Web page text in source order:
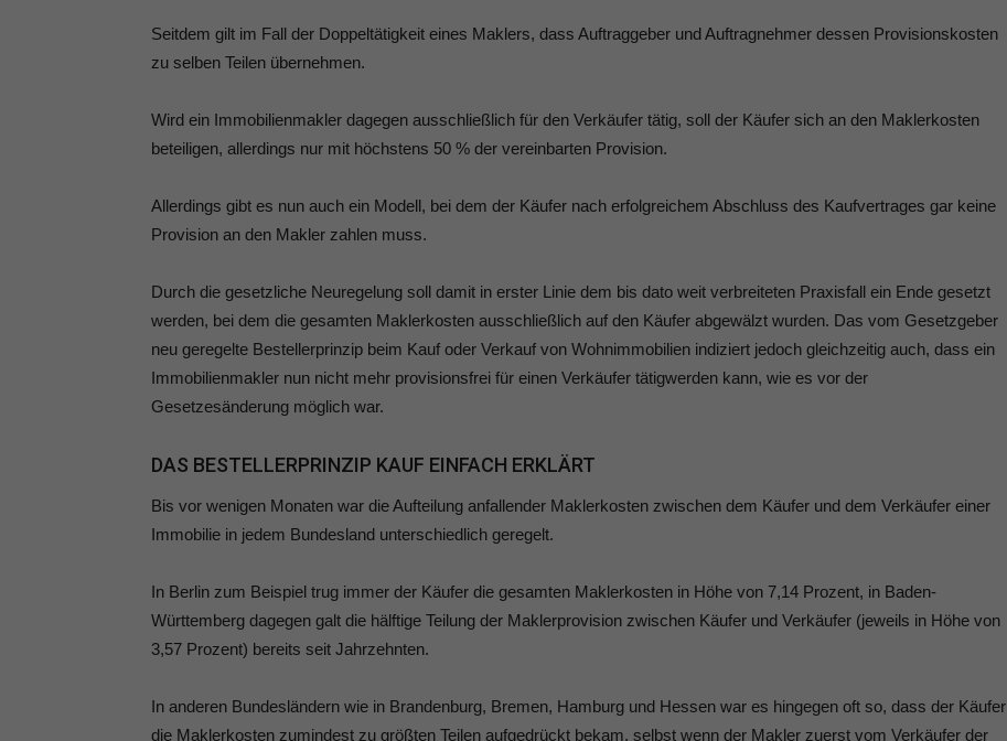
Seitdem gilt im Fall der Doppeltätigkeit eines Maklers, dass Auftraggeber und Auftragnehmer dessen Provisionskosten
zu selben Teilen übernehmen.
Wird ein Immobilienmakler dagegen ausschließlich für den Verkäufer tätig, soll der Käufer sich an den Maklerkosten
beteiligen, allerdings nur mit höchstens 50 % der vereinbarten Provision.
Allerdings gibt es nun auch ein Modell, bei dem der Käufer nach erfolgreichem Abschluss des Kaufvertrages gar keine
Provision an den Makler zahlen muss.
Durch die gesetzliche Neuregelung soll damit in erster Linie dem bis dato weit verbreiteten Praxisfall ein Ende gesetzt
werden, bei dem die gesamten Maklerkosten ausschließlich auf den Käufer abgewälzt wurden. Das vom Gesetzgeber
neu geregelte Bestellerprinzip beim Kauf oder Verkauf von Wohnimmobilien indiziert jedoch gleichzeitig auch, dass ein
Immobilienmakler nun nicht mehr provisionsfrei für einen Verkäufer tätigwerden kann, wie es vor der
Gesetzesänderung möglich war.
DAS BESTELLERPRINZIP KAUF EINFACH ERKLÄRT
Bis vor wenigen Monaten war die Aufteilung anfallender Maklerkosten zwischen dem Käufer und dem Verkäufer einer
Immobilie in jedem Bundesland unterschiedlich geregelt.
In Berlin zum Beispiel trug immer der Käufer die gesamten Maklerkosten in Höhe von 7,14 Prozent, in Baden-
Württemberg dagegen galt die hälftige Teilung der Maklerprovision zwischen Käufer und Verkäufer (jeweils in Höhe von
3,57 Prozent) bereits seit Jahrzehnten.
In anderen Bundesländern wie in Brandenburg, Bremen, Hamburg und Hessen war es hingegen oft so, dass der Käufer
die Maklerkosten zumindest zu größten Teilen aufgedrückt bekam, selbst wenn der Makler zuerst vom Verkäufer der